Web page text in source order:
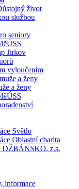
život
službou
seniory
Jirkov
vyloučením
a ženy
a ženy
Světlo
Oblastní charita
DŽBÁNSKO, z.s.
informace